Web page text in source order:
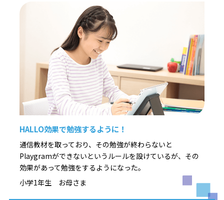
HALLO効果で勉強するように！
通信教材を取っており、その勉強が終わらないと
Playgramができないというルールを設けているが、その
効果があって勉強をするようになった。
小学1年生 お母さま